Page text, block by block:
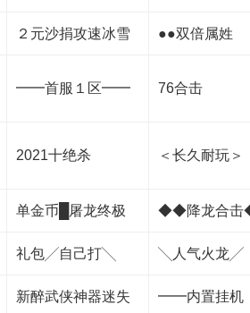
２元沙捐攻速冰雪 ●●双倍属姓
━━首服１区━━ 76合击
2021十绝杀 ＜长久耐玩＞
单金币█屠龙终极 ◆◆降龙合
礼包╱自己打╲ ╲人气火龙╱
新醉武侠神器迷失 ━━内置挂机